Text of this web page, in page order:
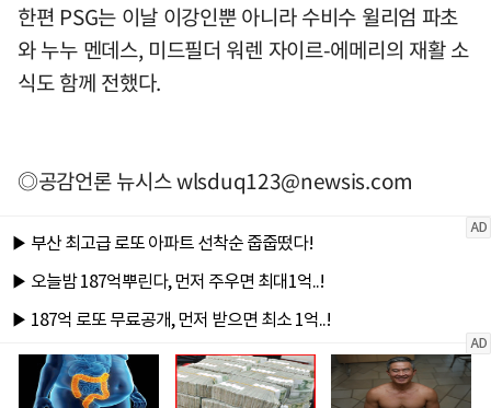
한편 PSG는 이날 이강인뿐 아니라 수비수 윌리엄 파초
와 누누 멘데스, 미드필더 워렌 자이르-에메리의 재활 소
식도 함께 전했다.
◎공감언론 뉴시스wlsduq123@newsis.com